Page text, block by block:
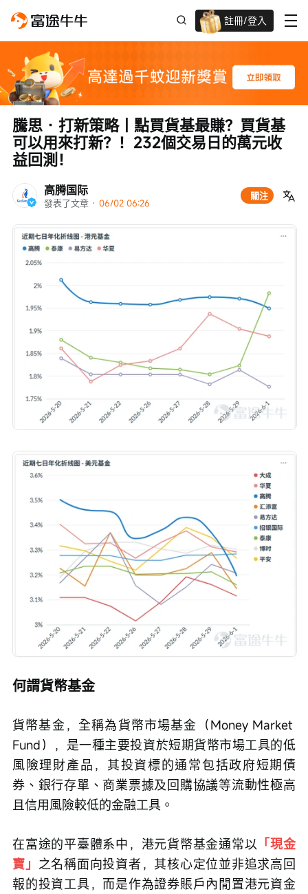
註冊/登入
迎新驚喜賞 股票/BTC等任你揀!
高腾国际
發表了文章 · 06/02 06:26
關注
騰思 · 打新策略丨點買貨基最賺？買貨基
可以用來打新？！232個交易日的萬元收
益回測！
何謂貨幣基金
貨幣基金，全稱為貨幣市場基金（Money Market
Fund），是一種主要投資於短期貨幣市場工具的低
風險理財產品，其投資標的通常包括政府短期債
券、銀行存單、商業票據及回購協議等流動性極高
且信用風險較低的金融工具。
在富途的平臺體系中，港元貨幣基金通常以 「現金
寶」 之名稱面向投資者，其核心定位並非追求高回
報的投資工具，而是作為證券賬戶內閒置港元資金